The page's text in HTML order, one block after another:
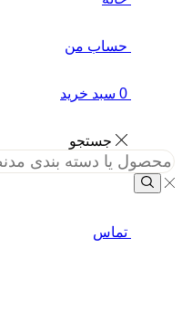
حساب من
0 سبد خرید
جستجو
تماس